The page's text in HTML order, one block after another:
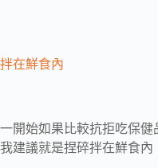
拌在鮮食內
一開始如果比較抗拒吃保健
我建議就是捏碎拌在鮮食內